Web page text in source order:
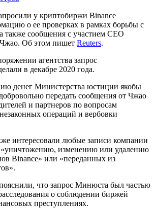
у криптобиржи Binance
о ее проверках в рамках борьбы с
также сообщения с участием CEO
Об этом пишет Reuters.
агентства запрос
в декабре 2020 года.
денег Министерства юстиции якобы
передать сообщения от Чжао
и партнеров по вопросам
операций и вербовки
интересовали любые записи компании
изменению или удалению
Binance» или «переданных из
что запрос Минюста был частью
о соблюдении биржей
преступлениях.